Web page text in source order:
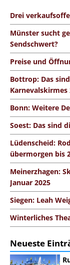
Drei
Münster sucht
Sendschwert?
Preise und
Bottrop: Das
Karnevalskirmes
Bonn: Weitere
Soest: Das sind
Lüdenscheid:
übermorgen bis
Meinerzhagen:
Januar 2025
Siegen: Leah
Winterliches
Neueste